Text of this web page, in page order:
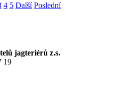
4 5 Další Poslední
jagteriérů z.s.
19